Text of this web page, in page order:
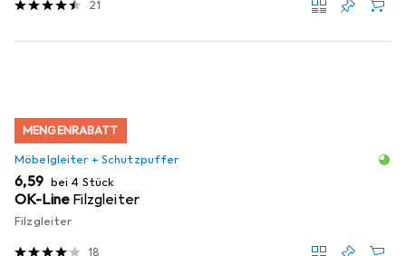
21
MENGENRABATT
Möbelgleiter + Schutzpuffer
EUR
6,59 bei 4 Stück
OK-Line Filzgleiter
Filzgleiter
18